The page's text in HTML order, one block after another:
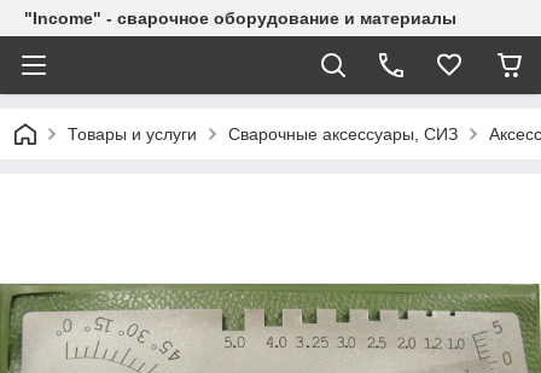
"Income" - сварочное оборудование и материалы
Товары и услуги Сварочные аксессуары, СИЗ